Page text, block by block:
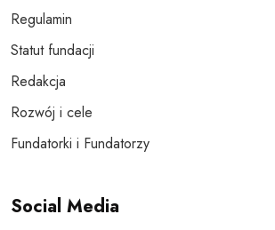
Regulamin
Statut fundacji
Redakcja
Rozwój i cele
Fundatorki i Fundatorzy
Social Media